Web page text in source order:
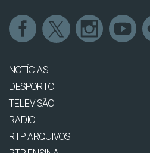
NOTÍCIAS
DESPORTO
TELEVISÃO
RÁDIO
RTP ARQUIVOS